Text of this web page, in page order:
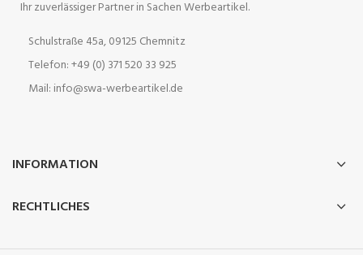
Ihr zuverlässiger Partner in Sachen Werbeartikel.
Schulstraße 45a, 09125 Chemnitz
Telefon: +49 (0) 371 520 33 925
Mail: info@swa-werbeartikel.de
INFORMATION
RECHTLICHES